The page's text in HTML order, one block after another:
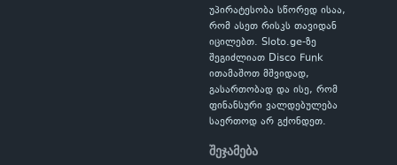
უპირატესობა სწორედ ისაა,
რომ ასეთ რისკს თავიდან
იცილებთ. Sloto.ge-ზე
შეგიძლიათ Disco Funk
ითამაშოთ მშვიდად,
გასართობად და ისე, რომ
ფინანსური ვალდებულება
საერთოდ არ გქონდეთ.
შეჯამება